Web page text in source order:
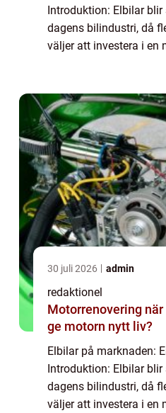
Introduktion: Elbilar
dagens bilindustri, då
väljer att investera i en
markna...
30 juli 2026 admin
redaktionel
Motorrenovering när lönar det sig att
ge motorn nytt liv?
Elbilar på marknaden:
Introduktion: Elbilar
dagens bilindustri, då
väljer att investera i en